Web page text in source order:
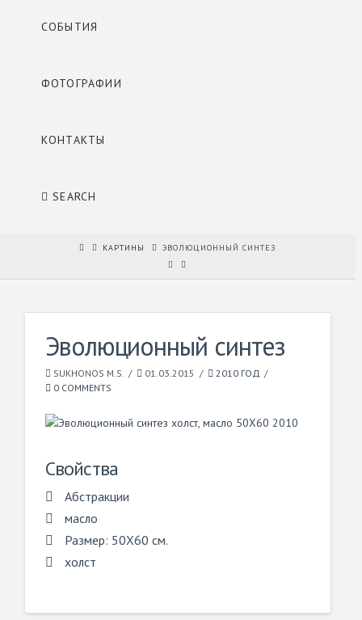
СОБЫТИЯ
ФОТОГРАФИИ
КОНТАКТЫ
SEARCH
КАРТИНЫ ЭВОЛЮЦИОННЫЙ СИНТЕЗ
Эволюционный синтез
SUKHONOS M.S. 01.03.2015
2010 ГОД
0 COMMENTS
Свойства
Абстракции
масло
Размер: 50X60 см.
холст